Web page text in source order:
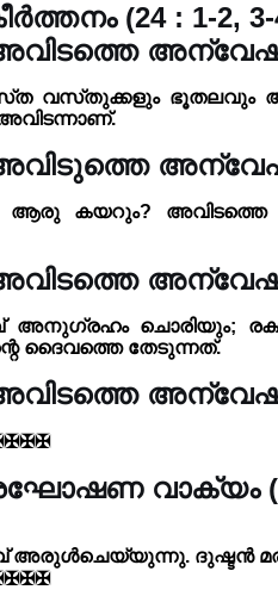
(24 : 1-2, 3-
വസ്‌തുക്കളും ഭൂതലവും
ആരു കയറും?
അനുഗ്രഹം ചൊരിയും;
ദൈവത്തെ തേടുന്നത്.
വാക്യം
ദുഷ്ടൻ